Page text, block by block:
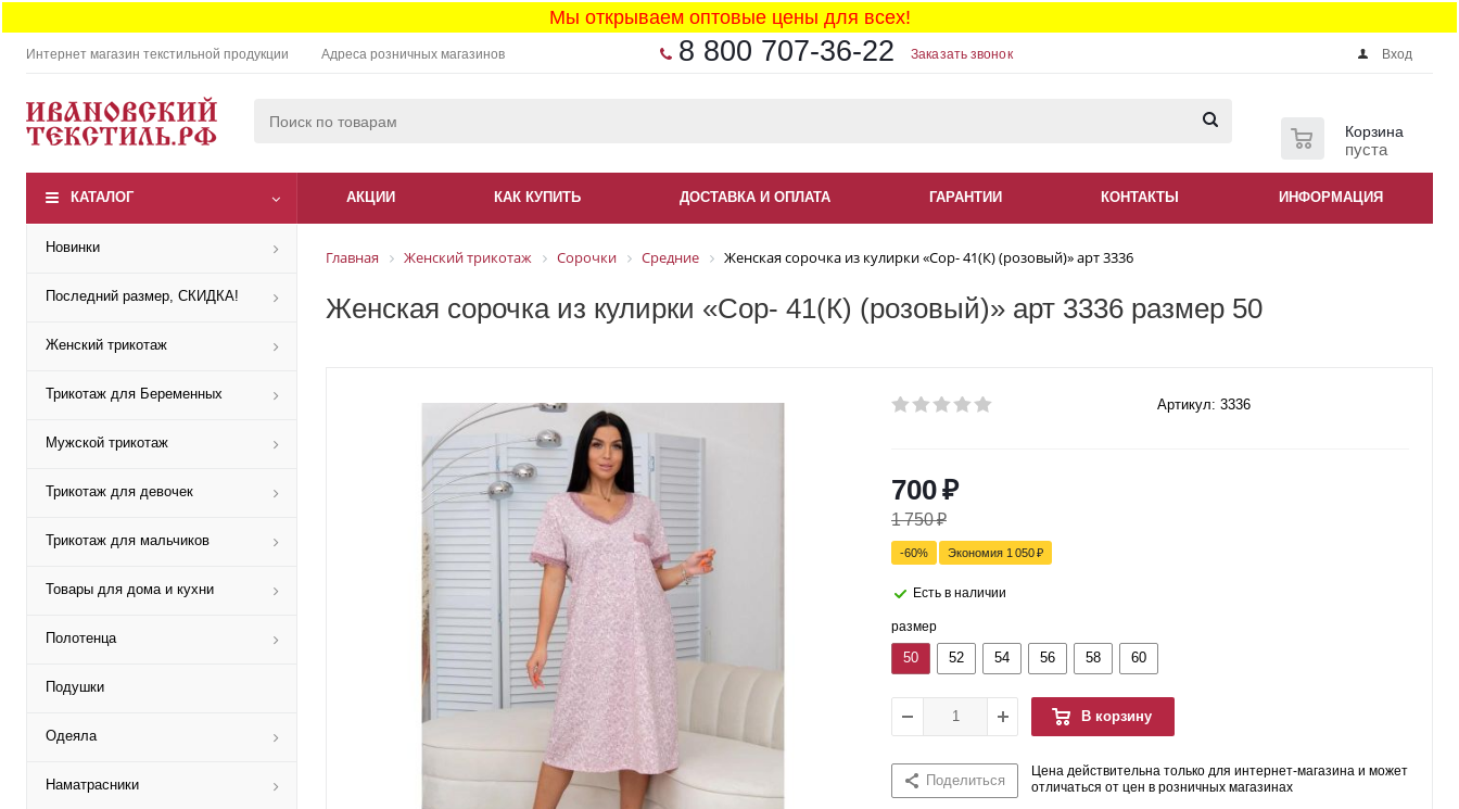
Мы открываем оптовые цены для всех!
Интернет магазин текстильной продукции Адреса розничных магазинов 8 800 707-36-22 Заказать звонок Вход
Корзина
пуста
КАТАЛОГ АКЦИИ КАК КУПИТЬ ДОСТАВКА И ОПЛАТА ГАРАНТИИ КОНТАКТЫ ИНФОРМАЦИЯ
Новинки
Последний размер, СКИДКА!
Женский трикотаж
Трикотаж для Беременных
Мужской трикотаж
Трикотаж для девочек
Трикотаж для мальчиков
Товары для дома и кухни
Полотенца
Подушки
Одеяла
Наматрасники
Главная Женский трикотаж Сорочки Средние Женская сорочка из кулирки «Сор- 41(К) (розовый)» арт 3336
Женская сорочка из кулирки «Сор- 41(К) (розовый)» арт 3336 размер 50
Артикул: 3336
700₽
1 750₽
-60% Экономия 1 050₽
Есть в наличии
размер
50 52 54 56 58 60
В корзину
Поделиться
Цена действительна только для интернет-магазина и может
отличаться от цен в розничных магазинах